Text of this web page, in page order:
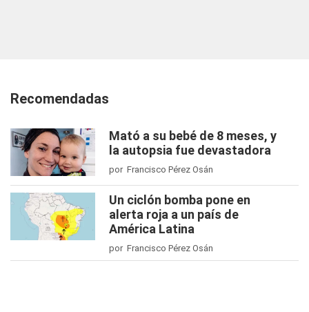
Recomendadas
Mató a su bebé de 8 meses, y
la autopsia fue devastadora
por Francisco Pérez Osán
Un ciclón bomba pone en
alerta roja a un país de
América Latina
por Francisco Pérez Osán